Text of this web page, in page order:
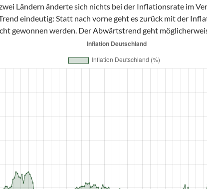
Ländern änderte sich nichts bei der Inflationsrate im
eindeutig: Statt nach vorne geht es zurück mit der
gewonnen werden. Der Abwärtstrend geht